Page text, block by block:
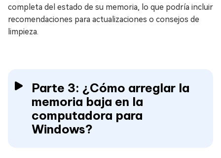
completa del estado de su memoria, lo que podría incluir
recomendaciones para actualizaciones o consejos de
limpieza.
Parte 3: ¿Cómo arreglar la
memoria baja en la
computadora para
Windows?